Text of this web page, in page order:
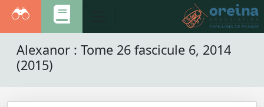
Alexanor : Tome 26 fascicule 6, 2014
(2015)